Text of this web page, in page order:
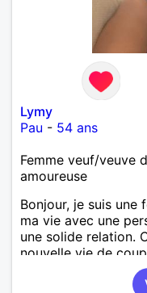
Lymy
Pau - 54 ans
Femme veuf/veuve
amoureuse
Bonjour, je suis une
ma vie avec une
une solide relation.
nouvelle vie de
l’amour,